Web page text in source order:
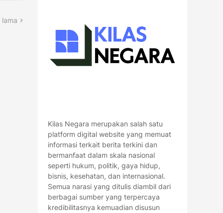
Kilas Negara merupakan salah satu
platform digital website yang memuat
informasi terkait berita terkini dan
bermanfaat dalam skala nasional
seperti hukum, politik, gaya hidup,
bisnis, kesehatan, dan internasional.
Semua narasi yang ditulis diambil dari
berbagai sumber yang terpercaya
kredibilitasnya kemuadian disusun